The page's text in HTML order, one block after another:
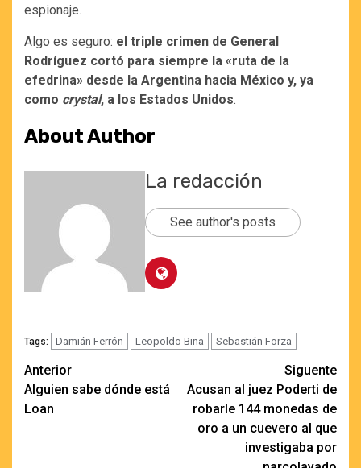
espionaje.
Algo es seguro: el triple crimen de General
Rodríguez cortó para siempre la «ruta de la
efedrina» desde la Argentina hacia México y, ya
como crystal, a los Estados Unidos.
About Author
La redacción
See author's posts
Tags: Damián Ferrón Leopoldo Bina Sebastián Forza
Navegación
de
Anterior
Alguien sabe dónde está
Loan
Siguente
Acusan al juez Poderti de
robarle 144 monedas de
oro a un cuevero al que
investigaba por